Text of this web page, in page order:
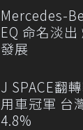
Mercedes-
EQ 命名淡
發展
J SPACE翻
用車冠軍 台
4.8%